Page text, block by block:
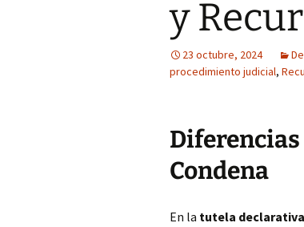
y
23 octubre, 2024
procedimiento judicial,
Diferencias
Condena
En la tutela declarativa